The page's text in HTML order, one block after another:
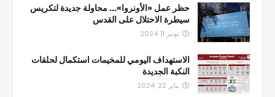
حظر عمل «الأونروا»... محاولة جديدة لتكريس
سيطرة الاحتلال على القدس
نونبر 11, 2024
الاستهداف اليومي للمخيمات استكمال لحلقات
النكبة الجديدة
يناير 22, 2024